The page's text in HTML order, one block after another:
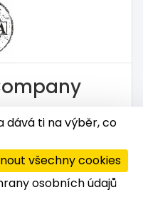
dává ti na výběr, co
všechny cookies
osobních údajů